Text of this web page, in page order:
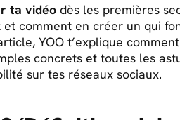
ta vidéodès les premières
et comment en créer un qui
YOO t’explique
concrets et toutes les
sur tes réseaux sociaux.